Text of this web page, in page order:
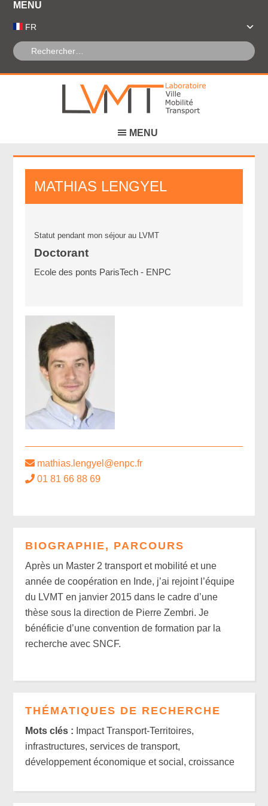
FR
MATHIAS LENGYEL
Statut pendant mon séjour au LVMT
Doctorant
Ecole des ponts ParisTech - ENPC
mathias.lengyel@enpc.fr
01 81 66 88 69
BIOGRAPHIE, PARCOURS
Après un Master 2 transport et mobilité et une
année de coopération en Inde, j’ai rejoint l’équipe
du LVMT en janvier 2015 dans le cadre d’une
thèse sous la direction de Pierre Zembri. Je
bénéficie d’une convention de formation par la
recherche avec SNCF.
THÉMATIQUES DE RECHERCHE
Mots clés : Impact Transport-Territoires,
infrastructures, services de transport,
développement économique et social, croissance
Panneau de gestion des cookies